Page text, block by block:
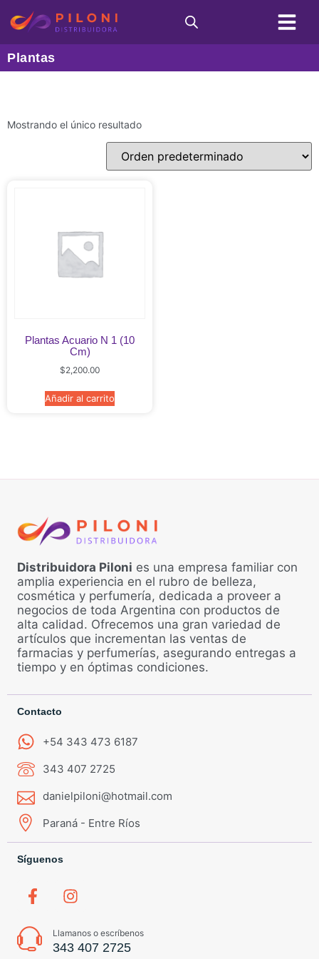
Plantas
Mostrando el único resultado
Plantas Acuario N 1 (10
Cm)
$2,200.00
Añadir al carrito
Distribuidora Piloni es una empresa familiar con
amplia experiencia en el rubro de belleza,
cosmética y perfumería, dedicada a proveer a
negocios de toda Argentina con productos de
alta calidad. Ofrecemos una gran variedad de
artículos que incrementan las ventas de
farmacias y perfumerías, asegurando entregas a
tiempo y en óptimas condiciones.
Contacto
+54 343 473 6187
343 407 2725
danielpiloni@hotmail.com
Paraná - Entre Ríos
Síguenos
Llamanos o escríbenos
343 407 2725